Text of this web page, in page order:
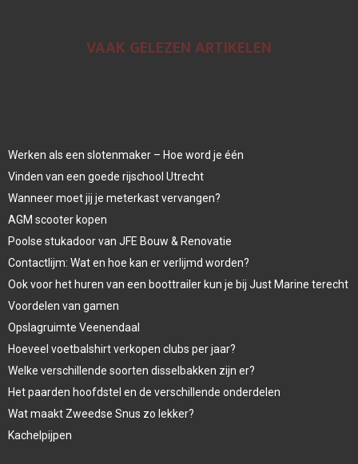
VAAK GELEZEN ARTIKELEN
Werken als een slotenmaker – Hoe word je één
Vinden van een goede rijschool Utrecht
Wanneer moet jij je meterkast vervangen?
AGM scooter kopen
Poolse stukadoor van JFE Bouw & Renovatie
Contactlijm: Wat en hoe kan er verlijmd worden?
Ook voor het huren van een boottrailer kun je bij Just Marine terecht
Voordelen van gamen
Opslagruimte Veenendaal
Hoeveel voetbalshirt verkopen clubs per jaar?
Welke verschillende soorten disselbakken zijn er?
Het paarden hoofdstel en de verschillende onderdelen
Wat maakt Zweedse Snus zo lekker?
Kachelpijpen